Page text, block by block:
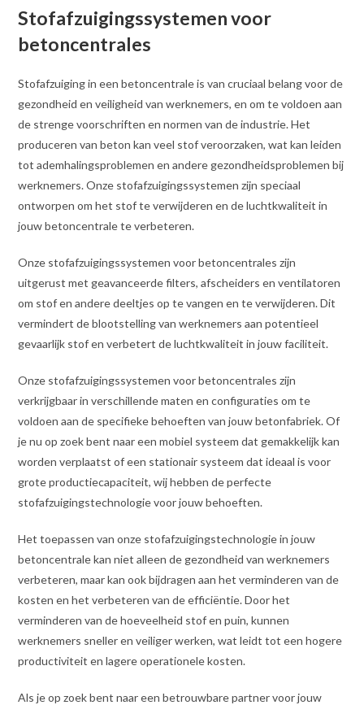
Stofafzuigingssystemen voor
betoncentrales
Stofafzuiging in een betoncentrale is van cruciaal belang voor de
gezondheid en veiligheid van werknemers, en om te voldoen aan
de strenge voorschriften en normen van de industrie. Het
produceren van beton kan veel stof veroorzaken, wat kan leiden
tot ademhalingsproblemen en andere gezondheidsproblemen bij
werknemers. Onze stofafzuigingssystemen zijn speciaal
ontworpen om het stof te verwijderen en de luchtkwaliteit in
jouw betoncentrale te verbeteren.
Onze stofafzuigingssystemen voor betoncentrales zijn
uitgerust met geavanceerde filters, afscheiders en ventilatoren
om stof en andere deeltjes op te vangen en te verwijderen. Dit
vermindert de blootstelling van werknemers aan potentieel
gevaarlijk stof en verbetert de luchtkwaliteit in jouw faciliteit.
Onze stofafzuigingssystemen voor betoncentrales zijn
verkrijgbaar in verschillende maten en configuraties om te
voldoen aan de specifieke behoeften van jouw betonfabriek. Of
je nu op zoek bent naar een mobiel systeem dat gemakkelijk kan
worden verplaatst of een stationair systeem dat ideaal is voor
grote productiecapaciteit, wij hebben de perfecte
stofafzuigingstechnologie voor jouw behoeften.
Het toepassen van onze stofafzuigingstechnologie in jouw
betoncentrale kan niet alleen de gezondheid van werknemers
verbeteren, maar kan ook bijdragen aan het verminderen van de
kosten en het verbeteren van de efficiëntie. Door het
verminderen van de hoeveelheid stof en puin, kunnen
werknemers sneller en veiliger werken, wat leidt tot een hogere
productiviteit en lagere operationele kosten.
Als je op zoek bent naar een betrouwbare partner voor jouw